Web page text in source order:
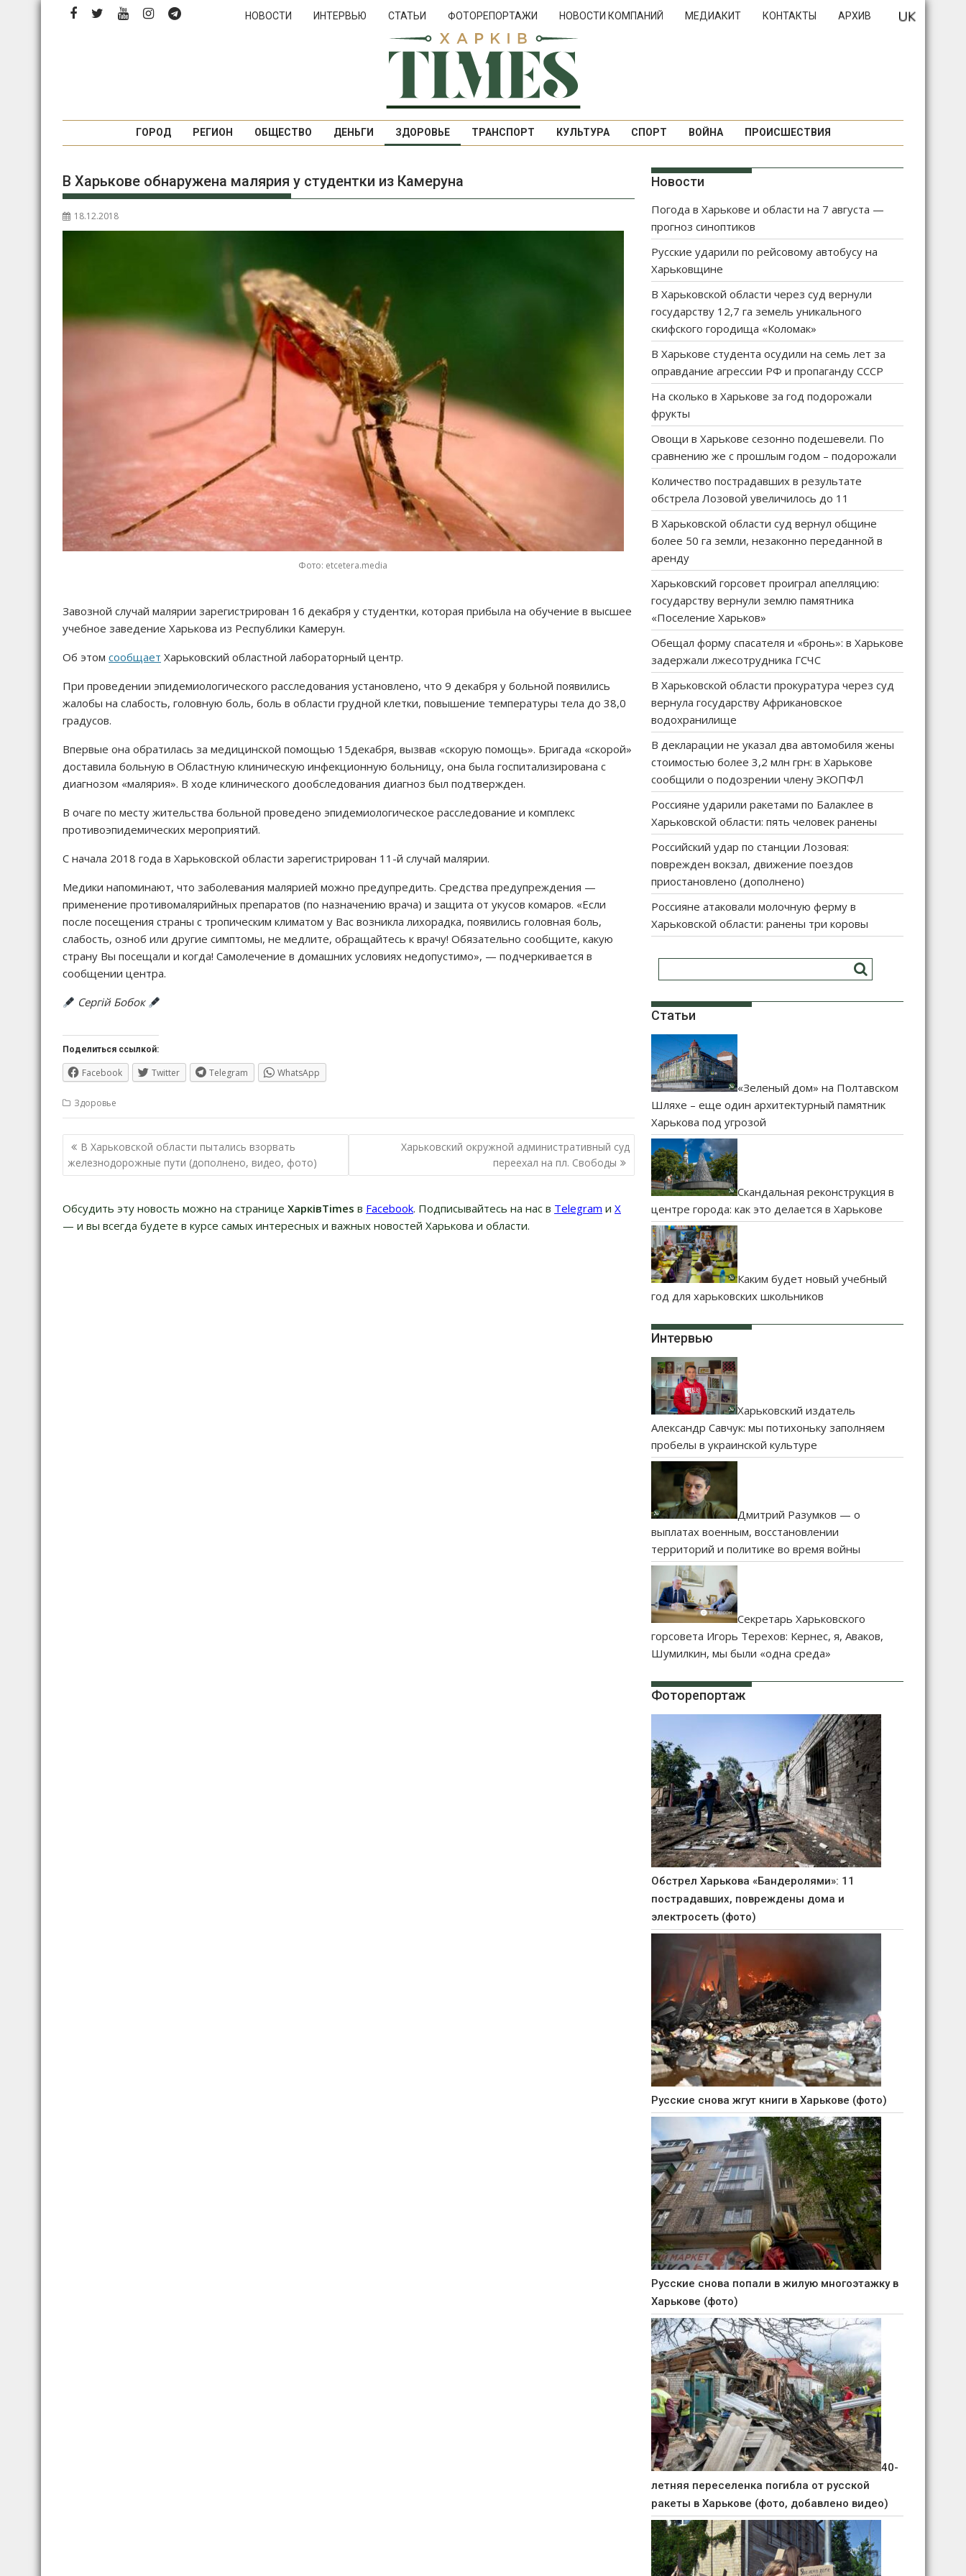
Перейти
НОВОСТИ ИНТЕРВЬЮ СТАТЬИ ФОТОРЕПОРТАЖИ НОВОСТИ КОМПАНИЙ МЕДИАКИТ КОНТАКТЫ АРХИВ
ГОРОД РЕГИОН ОБЩЕСТВО ДЕНЬГИ ЗДОРОВЬЕ ТРАНСПОРТ КУЛЬТУРА СПОРТ ВОЙНА ПРОИСШЕСТВИЯ
В Харькове обнаружена малярия у студентки из Камеруна
18.12.2018
Фото: etcetera.media
Завозной случай малярии зарегистрирован 16 декабря у студентки, которая прибыла на обучение в высшее
учебное заведение Харькова из Республики Камерун.
Об этом сообщает Харьковский областной лабораторный центр.
При проведении эпидемиологического расследования установлено, что 9 декабря у больной появились
жалобы на слабость, головную боль, боль в области грудной клетки, повышение температуры тела до 38,0
градусов.
Впервые она обратилась за медицинской помощью 15декабря, вызвав «скорую помощь». Бригада «скорой»
доставила больную в Областную клиническую инфекционную больницу, она была госпитализирована с
диагнозом «малярия». В ходе клинического дообследования диагноз был подтвержден.
В очаге по месту жительства больной проведено эпидемиологическое расследование и комплекс
противоэпидемических мероприятий.
С начала 2018 года в Харьковской области зарегистрирован 11-й случай малярии.
Медики напоминают, что заболевания малярией можно предупредить. Средства предупреждения —
применение противомалярийных препаратов (по назначению врача) и защита от укусов комаров. «Если
после посещения страны с тропическим климатом у Вас возникла лихорадка, появились головная боль,
слабость, озноб или другие симптомы, не медлите, обращайтесь к врачу! Обязательно сообщите, какую
страну Вы посещали и когда! Самолечение в домашних условиях недопустимо», — подчеркивается в
сообщении центра.
Сергій Бобок
Поделиться ссылкой:
Facebook Twitter Telegram WhatsApp
Здоровье
Навигация
по
записям
В Харьковской области пытались взорвать
железнодорожные пути (дополнено, видео, фото)
Харьковский окружной административный суд
переехал на пл. Свободы
Обсудить эту новость можно на странице ХарківTimes в Facebook. Подписывайтесь на нас в Telegram и Х
— и вы всегда будете в курсе самых интересных и важных новостей Харькова и области.
Новости
Погода в Харькове и области на 7 августа —
прогноз синоптиков
Русские ударили по рейсовому автобусу на
Харьковщине
В Харьковской области через суд вернули
государству 12,7 га земель уникального
скифского городища «Коломак»
В Харькове студента осудили на семь лет за
оправдание агрессии РФ и пропаганду СССР
На сколько в Харькове за год подорожали
фрукты
Овощи в Харькове сезонно подешевели. По
сравнению же с прошлым годом – подорожали
Количество пострадавших в результате
обстрела Лозовой увеличилось до 11
В Харьковской области суд вернул общине
более 50 га земли, незаконно переданной в
аренду
Харьковский горсовет проиграл апелляцию:
государству вернули землю памятника
«Поселение Харьков»
Обещал форму спасателя и «бронь»: в Харькове
задержали лжесотрудника ГСЧС
В Харьковской области прокуратура через суд
вернула государству Африкановское
водохранилище
В декларации не указал два автомобиля жены
стоимостью более 3,2 млн грн: в Харькове
сообщили о подозрении члену ЭКОПФЛ
Россияне ударили ракетами по Балаклее в
Харьковской области: пять человек ранены
Российский удар по станции Лозовая:
поврежден вокзал, движение поездов
приостановлено (дополнено)
Россияне атаковали молочную ферму в
Харьковской области: ранены три коровы
Статьи
«Зеленый дом» на Полтавском
Шляхе – еще один архитектурный памятник
Харькова под угрозой
Скандальная реконструкция в
центре города: как это делается в Харькове
Каким будет новый учебный
год для харьковских школьников
Интервью
Харьковский издатель
Александр Савчук: мы потихоньку заполняем
пробелы в украинской культуре
Дмитрий Разумков — о
выплатах военным, восстановлении
территорий и политике во время войны
Секретарь Харьковского
горсовета Игорь Терехов: Кернес, я, Аваков,
Шумилкин, мы были «одна среда»
Фоторепортаж
Обстрел Харькова «Бандеролями»: 11
пострадавших, повреждены дома и
электросеть (фото)
Русские снова жгут книги в Харькове (фото)
Русские снова попали в жилую многоэтажку в
Харькове (фото)
40-
летняя переселенка погибла от русской
ракеты в Харькове (фото, добавлено видео)